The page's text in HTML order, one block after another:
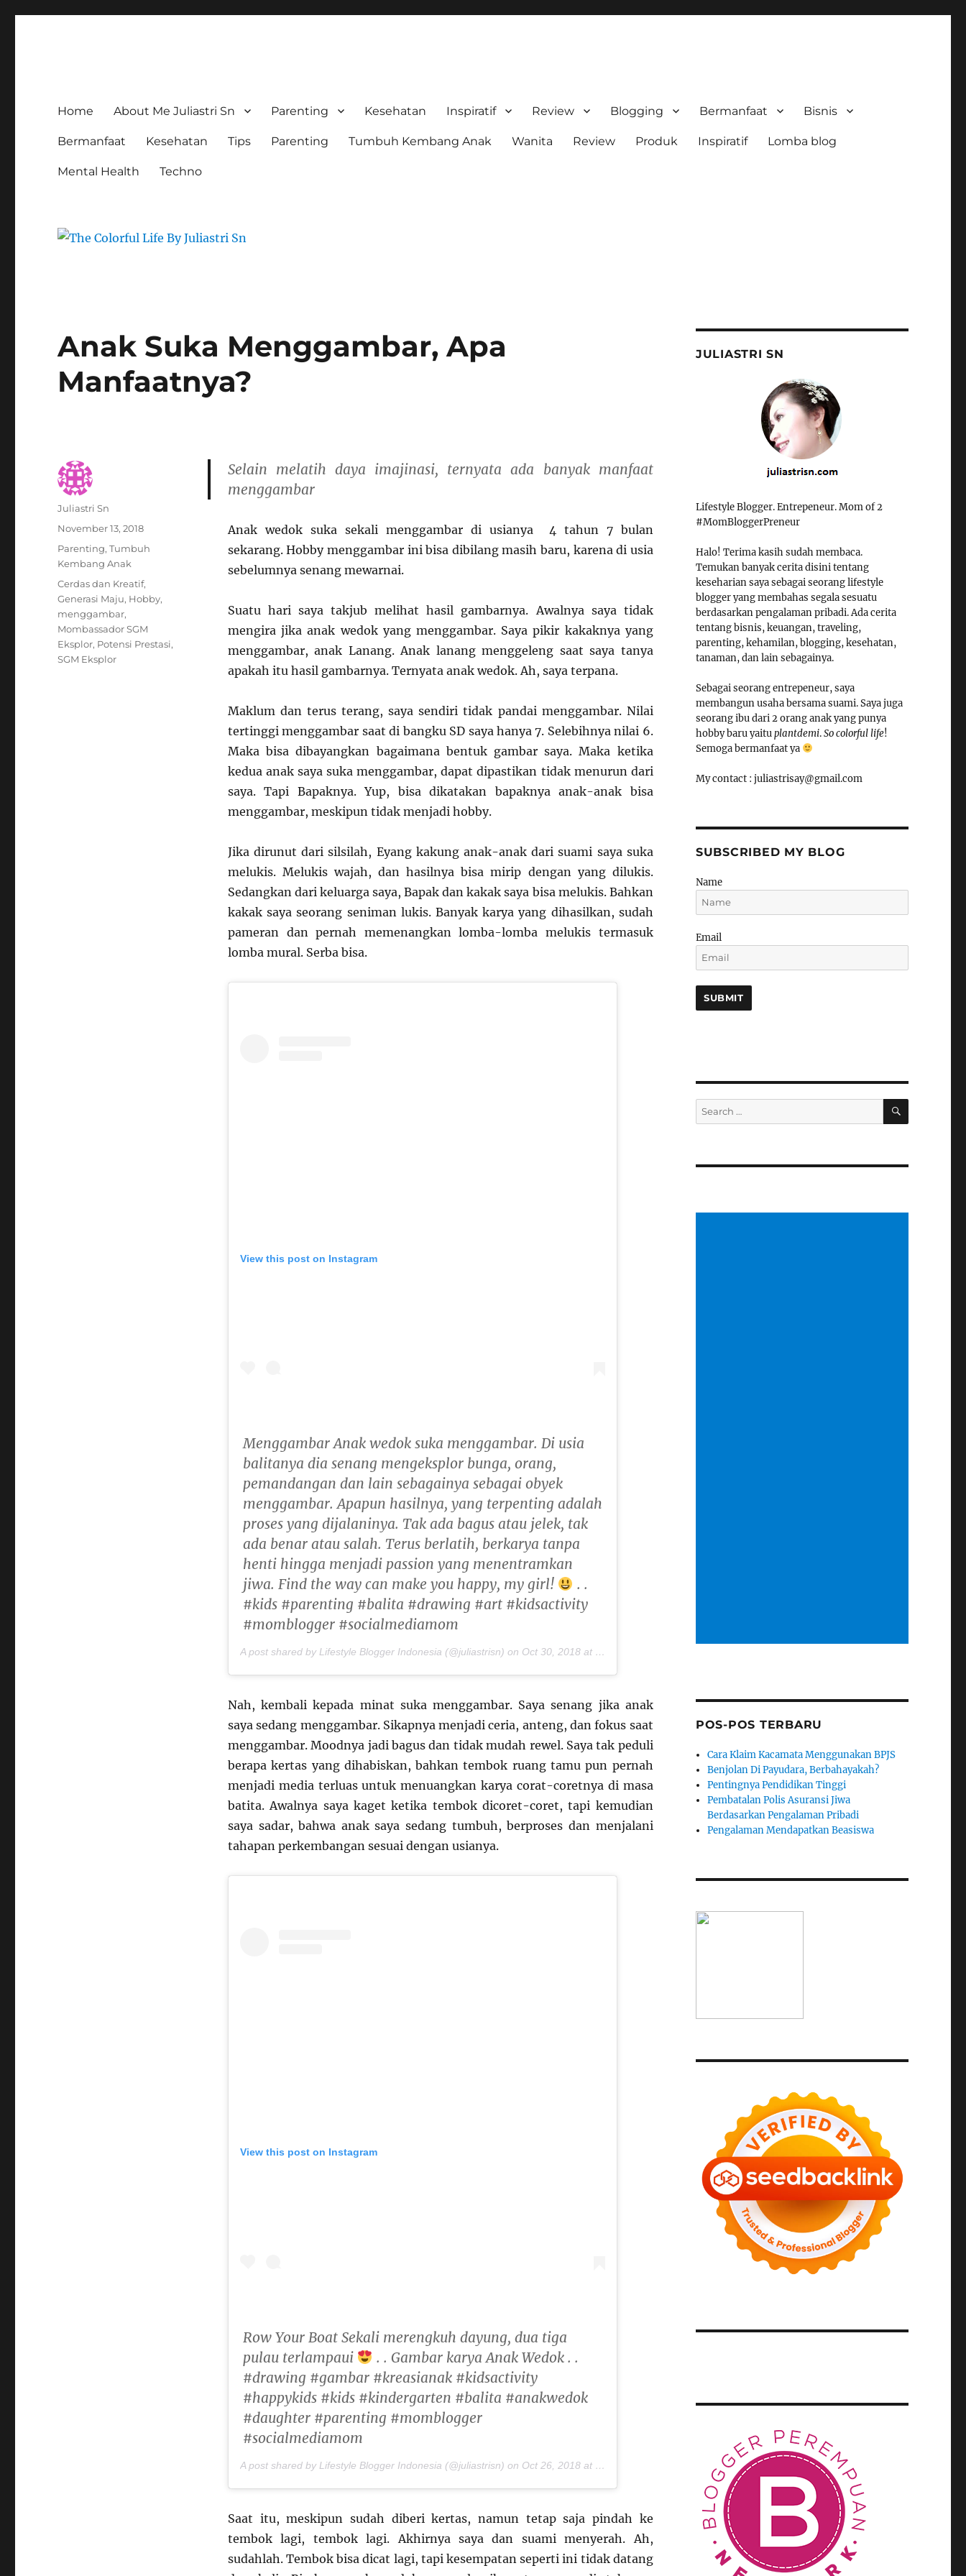
Home About Me Juliastri Sn Parenting Kesehatan Inspiratif Review Blogging Bermanfaat Bisnis
Bermanfaat Kesehatan Tips Parenting Tumbuh Kembang Anak Wanita Review Produk Inspiratif Lomba blog
Mental Health Techno
Anak Suka Menggambar, Apa
Manfaatnya?
Selain melatih daya imajinasi, ternyata ada banyak manfaat
menggambar
Anak wedok suka sekali menggambar di usianya 4 tahun 7 bulan
sekarang. Hobby menggambar ini bisa dibilang masih baru, karena di usia
sebelumnya senang mewarnai.
Suatu hari saya takjub melihat hasil gambarnya. Awalnya saya tidak
mengira jika anak wedok yang menggambar. Saya pikir kakaknya yang
menggambar, anak Lanang. Anak lanang menggeleng saat saya tanya
apakah itu hasil gambarnya. Ternyata anak wedok. Ah, saya terpana.
Maklum dan terus terang, saya sendiri tidak pandai menggambar. Nilai
tertinggi menggambar saat di bangku SD saya hanya 7. Selebihnya nilai 6.
Maka bisa dibayangkan bagaimana bentuk gambar saya. Maka ketika
kedua anak saya suka menggambar, dapat dipastikan tidak menurun dari
saya. Tapi Bapaknya. Yup, bisa dikatakan bapaknya anak-anak bisa
menggambar, meskipun tidak menjadi hobby.
Jika dirunut dari silsilah, Eyang kakung anak-anak dari suami saya suka
melukis. Melukis wajah, dan hasilnya bisa mirip dengan yang dilukis.
Sedangkan dari keluarga saya, Bapak dan kakak saya bisa melukis. Bahkan
kakak saya seorang seniman lukis. Banyak karya yang dihasilkan, sudah
pameran dan pernah memenangkan lomba-lomba melukis termasuk
lomba mural. Serba bisa.
View this post on Instagram
Menggambar Anak wedok suka menggambar. Di usia
balitanya dia senang mengeksplor bunga, orang,
pemandangan dan lain sebagainya sebagai obyek
menggambar. Apapun hasilnya, yang terpenting adalah
proses yang dijalaninya. Tak ada bagus atau jelek, tak
ada benar atau salah. Terus berlatih, berkarya tanpa
henti hingga menjadi passion yang menentramkan
jiwa. Find the way can make you happy, my girl!
. .
#kids #parenting #balita #drawing #art #kidsactivity
#momblogger #socialmediamom
A post shared by Lifestyle Blogger Indonesia (@juliastrisn) on Oct 30, 2018 at 6:45pm PDT
Nah, kembali kepada minat suka menggambar. Saya senang jika anak
saya sedang menggambar. Sikapnya menjadi ceria, anteng, dan fokus saat
menggambar. Moodnya jadi bagus dan tidak mudah rewel. Saya tak peduli
berapa kertas yang dihabiskan, bahkan tembok ruang tamu pun pernah
menjadi media terluas untuk menuangkan karya corat-coretnya di masa
batita. Awalnya saya kaget ketika tembok dicoret-coret, tapi kemudian
saya sadar, bahwa anak saya sedang tumbuh, berproses dan menjalani
tahapan perkembangan sesuai dengan usianya.
View this post on Instagram
Row Your Boat Sekali merengkuh dayung, dua tiga
pulau terlampaui
. . Gambar karya Anak Wedok . .
#drawing #gambar #kreasianak #kidsactivity
#happykids #kids #kindergarten #balita #anakwedok
#daughter #parenting #momblogger
#socialmediamom
A post shared by Lifestyle Blogger Indonesia (@juliastrisn) on Oct 26, 2018 at 6:31pm PDT
Saat itu, meskipun sudah diberi kertas, namun tetap saja pindah ke
tembok lagi, tembok lagi. Akhirnya saya dan suami menyerah. Ah,
sudahlah. Tembok bisa dicat lagi, tapi kesempatan seperti ini tidak datang
Author
Juliastri Sn
Posted
November 13, 2018
Categories
Parenting,Tumbuh
Kembang Anak
Tags
Cerdas dan Kreatif,
Generasi Maju, Hobby,
menggambar,
Mombassador SGM
Eksplor, Potensi Prestasi,
SGM Eksplor
JULIASTRI SN
Lifestyle Blogger. Entrepeneur. Mom of 2
#MomBloggerPreneur
Halo! Terima kasih sudah membaca.
Temukan banyak cerita disini tentang
keseharian saya sebagai seorang lifestyle
blogger yang membahas segala sesuatu
berdasarkan pengalaman pribadi. Ada cerita
tentang bisnis, keuangan, traveling,
parenting, kehamilan, blogging, kesehatan,
tanaman, dan lain sebagainya.
Sebagai seorang entrepeneur, saya
membangun usaha bersama suami. Saya juga
seorang ibu dari 2 orang anak yang punya
hobby baru yaituplantdemi.So colorful life!
Semoga bermanfaat ya
My contact : juliastrisay@gmail.com
SUBSCRIBED MY BLOG
Name
Email
Search
for:
SEARCH
POS-POS TERBARU
Cara Klaim Kacamata Menggunakan BPJS
Benjolan Di Payudara, Berbahayakah?
Pentingnya Pendidikan Tinggi
Pembatalan Polis Asuransi Jiwa
Berdasarkan Pengalaman Pribadi
Pengalaman Mendapatkan Beasiswa